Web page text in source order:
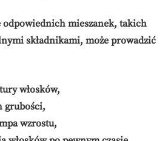
odpowiednich mieszanek, takich
składnikami, może prowadzić
włosków,
grubości,
wzrostu,